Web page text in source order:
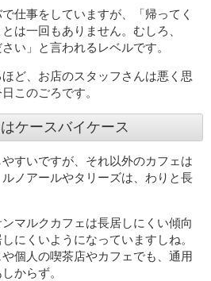
仕事をしていますが、「帰ってく
は一回もありません。むしろ、
い」と言われるレベルです。
ど、お店のスタッフさんは悪く思
このごろです。
ケースバイケース
すいですが、それ以外のカフェは
ノアールやタリーズは、わりと長
マルクカフェは長居しにくい傾向
にくいようになっていますしね。
個人の喫茶店やカフェでも、通用
からず。